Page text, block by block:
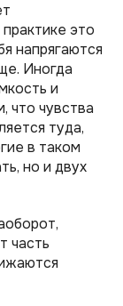
это
напрягаются
Иногда
и
что чувства
туда,
в таком
но и двух
часть